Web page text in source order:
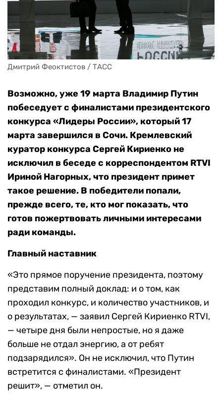
Дмитрий Феоктистов / ТАСС
Возможно, уже 19 марта Владимир Путин
побеседует с финалистами президентского
конкурса «Лидеры России», который 17
марта завершился в Сочи. Кремлевский
куратор конкурса Сергей Кириенко не
исключил в беседе с корреспондентом RTVI
Ириной Нагорных, что президент примет
такое решение. В победители попали,
прежде всего, те, кто мог показать, что
готов пожертвовать личными интересами
ради команды.
Главный наставник
«Это прямое поручение президента, поэтому
представим полный доклад: и о том, как
проходил конкурс, и количество участников, и
о результатах, — заявил Сергей Кириенко RTVI,
— четыре дня были непростые, но я даже
больше не отдал энергию, а от ребят
подзарядился». Он не исключил, что Путин
встретится с финалистами. «Президент
решит», — отметил он.